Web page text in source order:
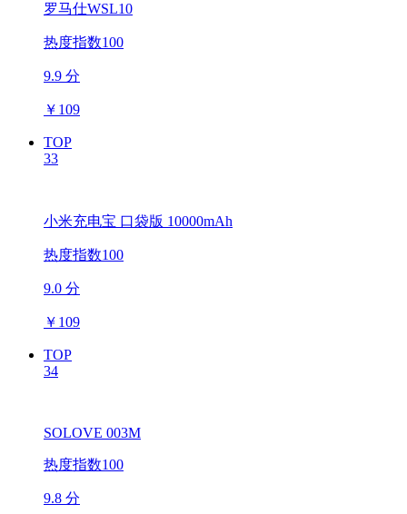
罗马仕WSL10
热度指数100
9.9 分
￥ 109
TOP
33
小米充电宝 口袋版 10000mAh
热度指数100
9.0 分
￥ 109
TOP
34
SOLOVE 003M
热度指数100
9.8 分